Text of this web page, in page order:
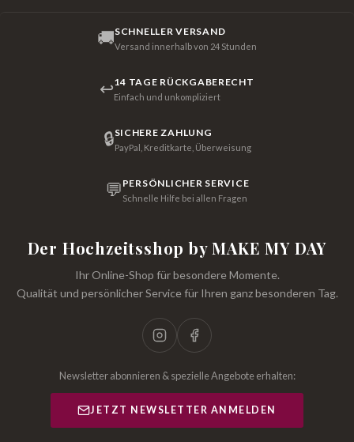
🚚SCHNELLER VERSAND
Versand innerhalb von 24 Stunden
↩14 TAGE RÜCKGABERECHT
Einfach und unkompliziert
🔒SICHERE ZAHLUNG
PayPal, Kreditkarte, Überweisung
💬 PERSÖNLICHER SERVICE
Schnelle Hilfe bei allen Fragen
Der Hochzeitsshop by MAKE MY DAY
Ihr Online-Shop für besondere Momente.
Qualität und persönlicher Service für Ihren ganz besonderen Tag.
Newsletter abonnieren & spezielle Angebote erhalten:
JETZT NEWSLETTER ANMELDEN